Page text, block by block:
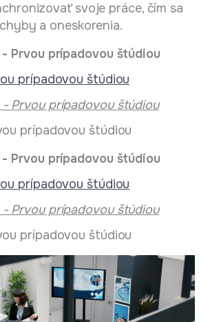
svoje práce, čím sa
a oneskorenia.
Prvou prípadovou štúdiou
prípadovou štúdiou
- Prvou prípadovou štúdiou
prípadovou štúdiou
Prvou prípadovou štúdiou
prípadovou štúdiou
- Prvou prípadovou štúdiou
prípadovou štúdiou